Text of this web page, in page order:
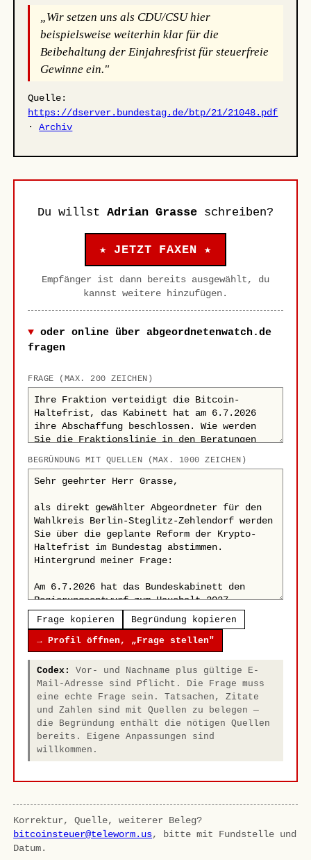
„Wir setzen uns als CDU/CSU hier
beispielsweise weiterhin klar für die
Beibehaltung der Einjahresfrist für steuerfreie
Gewinne ein."
Quelle:
https://dserver.bundestag.de/btp/21/21048.pdf
·Archiv
Du willst Adrian Grasse schreiben?
★ JETZT FAXEN ★
Empfänger ist dann bereits ausgewählt, du
kannst weitere hinzufügen.
oder online über abgeordnetenwatch.de
fragen
FRAGE (MAX. 200 ZEICHEN)
BEGRÜNDUNG MIT QUELLEN (MAX. 1000 ZEICHEN)
Frage kopieren Begründung kopieren
→ Profil öffnen, „Frage stellen"
Codex:
Vor- und Nachname plus gültige E-
Mail-Adresse sind Pflicht. Die Frage muss
eine echte Frage sein. Tatsachen, Zitate
und Zahlen sind mit Quellen zu belegen —
die Begründung enthält die nötigen Quellen
bereits. Eigene Anpassungen sind
willkommen.
Korrektur, Quelle, weiterer Beleg?
bitcoinsteuer@teleworm.us, bitte mit Fundstelle und
Datum.